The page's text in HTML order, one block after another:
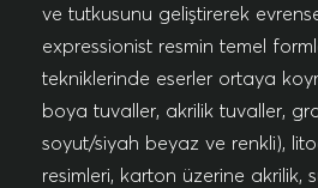
ve tutkusunu geliştirerek
expressionist resmin temel
tekniklerinde eserler ortaya
boya tuvaller, akrilik tuvaller,
soyut/siyah beyaz ve renkli),
resimleri, karton üzerine akrilik,